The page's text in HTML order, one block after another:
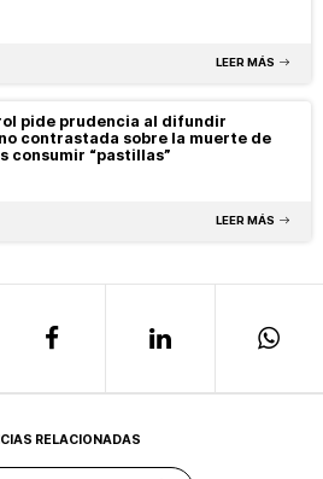
LEER MÁS
pide prudencia al difundir
contrastada sobre la muerte de
consumir “pastillas”
LEER MÁS
RELACIONADAS